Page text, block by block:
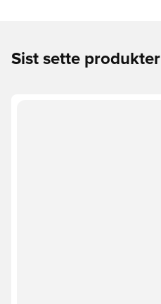
Sist sette produkter